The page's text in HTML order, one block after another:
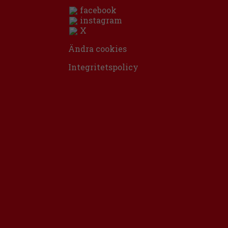
facebook
instagram
X
Ändra cookies
Integritetspolicy